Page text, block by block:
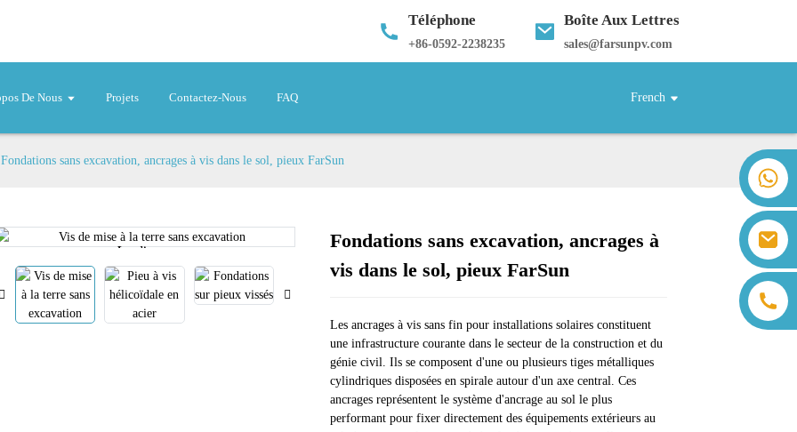
Téléphone
+86-0592-2238235
Boîte Aux Lettres
sales@farsunpv.com
De Nous Projets Contactez-Nous FAQ French
+86 18806057002 Sanborn Guo
sales@farsunpv.com
Fondations sans excavation, ancrages à vis dans le sol, pieux FarSun
Loading...
Loading... Loading...
Loading... Loading...
Loading...
Fondations sans excavation, ancrages à
vis dans le sol, pieux FarSun
Les ancrages à vis sans fin pour installations solaires constituent
une infrastructure courante dans le secteur de la construction et du
génie civil. Ils se composent d'une ou plusieurs tiges métalliques
cylindriques disposées en spirale autour d'un axe central. Ces
ancrages représentent le système d'ancrage au sol le plus
performant pour fixer directement des équipements extérieurs au